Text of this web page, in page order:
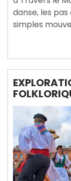
danse, les
simples